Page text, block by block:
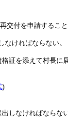
交付を申請すること
ければならない。
証を添えて村長に
)
しなければならない